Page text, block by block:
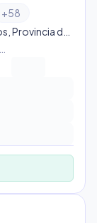
+58